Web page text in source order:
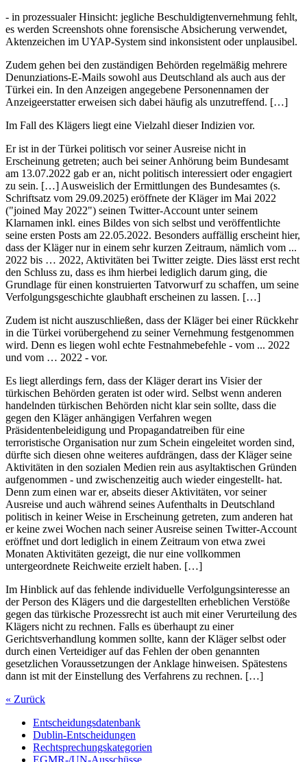
- in prozessualer Hinsicht: jegliche Beschuldigtenvernehmung fehlt,
es werden Screenshots ohne forensische Absicherung verwendet,
Aktenzeichen im UYAP-System sind inkonsistent oder unplausibel.
Zudem gehen bei den zuständigen Behörden regelmäßig mehrere
Denunziations-E-Mails sowohl aus Deutschland als auch aus der
Türkei ein. In den Anzeigen angegebene Personennamen der
Anzeigeerstatter erweisen sich dabei häufig als unzutreffend. […]
Im Fall des Klägers liegt eine Vielzahl dieser Indizien vor.
Er ist in der Türkei politisch vor seiner Ausreise nicht in
Erscheinung getreten; auch bei seiner Anhörung beim Bundesamt
am 13.07.2022 gab er an, nicht politisch interessiert oder engagiert
zu sein. […] Ausweislich der Ermittlungen des Bundesamtes (s.
Schriftsatz vom 29.09.2025) eröffnete der Kläger im Mai 2022
("joined May 2022") seinen Twitter-Account unter seinem
Klarnamen inkl. eines Bildes von sich selbst und veröffentlichte
seine ersten Posts am 22.05.2022. Besonders auffällig erscheint hier,
dass der Kläger nur in einem sehr kurzen Zeitraum, nämlich vom ...
2022 bis … 2022, Aktivitäten bei Twitter zeigte. Dies lässt erst recht
den Schluss zu, dass es ihm hierbei lediglich darum ging, die
Grundlage für einen konstruierten Tatvorwurf zu schaffen, um seine
Verfolgungsgeschichte glaubhaft erscheinen zu lassen. […]
Zudem ist nicht auszuschließen, dass der Kläger bei einer Rückkehr
in die Türkei vorübergehend zu seiner Vernehmung festgenommen
wird. Denn es liegen wohl echte Festnahmebefehle - vom ... 2022
und vom … 2022 - vor.
Es liegt allerdings fern, dass der Kläger derart ins Visier der
türkischen Behörden geraten ist oder wird. Selbst wenn anderen
handelnden türkischen Behörden nicht klar sein sollte, dass die
gegen den Kläger anhängigen Verfahren wegen
Präsidentenbeleidigung und Propagandatreiben für eine
terroristische Organisation nur zum Schein eingeleitet worden sind,
dürfte sich diesen ohne weiteres aufdrängen, dass der Kläger seine
Aktivitäten in den sozialen Medien rein aus asyltaktischen Gründen
aufgenommen - und zwischenzeitig auch wieder eingestellt- hat.
Denn zum einen war er, abseits dieser Aktivitäten, vor seiner
Ausreise und auch während seines Aufenthalts in Deutschland
politisch in keiner Weise in Erscheinung getreten, zum anderen hat
er keine zwei Wochen nach seiner Ausreise seinen Twitter-Account
eröffnet und dort lediglich in einem Zeitraum von etwa zwei
Monaten Aktivitäten gezeigt, die nur eine vollkommen
untergeordnete Reichweite erzielt haben. […]
Im Hinblick auf das fehlende individuelle Verfolgungsinteresse an
der Person des Klägers und die dargestellten erheblichen Verstöße
gegen das türkische Prozessrecht ist auch mit einer Verurteilung des
Klägers nicht zu rechnen. Falls es überhaupt zu einer
Gerichtsverhandlung kommen sollte, kann der Kläger selbst oder
durch einen Verteidiger auf das Fehlen der oben genannten
gesetzlichen Voraussetzungen der Anklage hinweisen. Spätestens
dann ist mit der Einstellung des Verfahrens zu rechnen. […]
« Zurück
Entscheidungsdatenbank
Dublin-Entscheidungen
Rechtsprechungskategorien
EGMR-/UN-Ausschüsse